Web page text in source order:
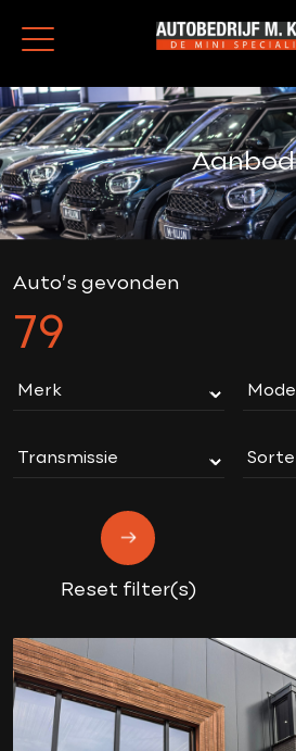
Aanbod
Auto’s gevonden
79
Reset filter(s)